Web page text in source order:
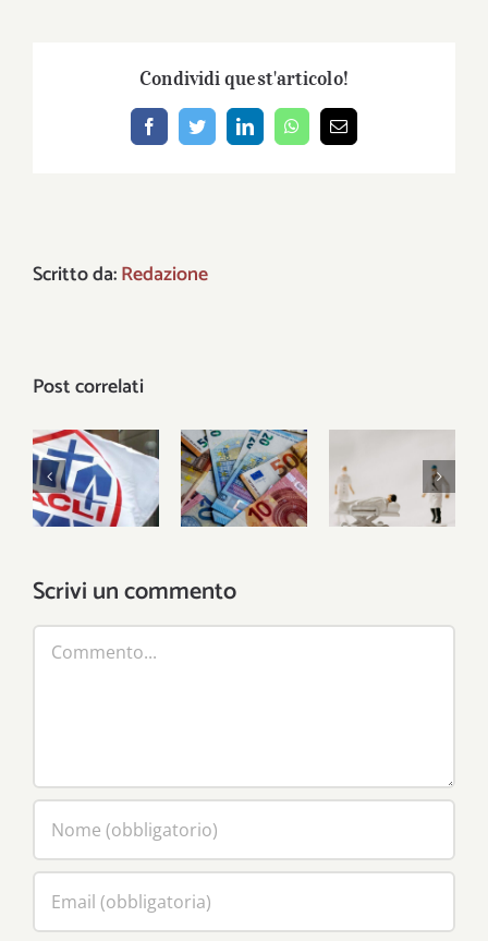
Condividi quest'articolo!
FacebookTwitterLinkedInWhatsApp
Email
Scritto da:Redazione
Post correlati
Facciamo i
conti con
la legge di
Pronti per
il 730, si
parte
building e
Misssione
Scrivi un commento